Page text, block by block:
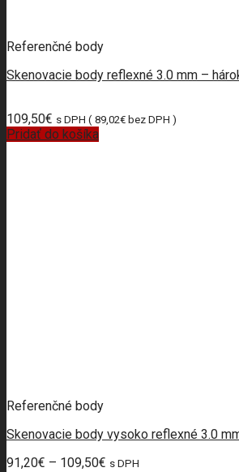
Referenčné body
Skenovacie body reflexné 3.0 mm –
109,50€ s DPH ( 89,02€ bez DPH )
Pridať do košíka
Referenčné body
Skenovacie body vysoko reflexné 3.0
91,20€ – 109,50€ s DPH